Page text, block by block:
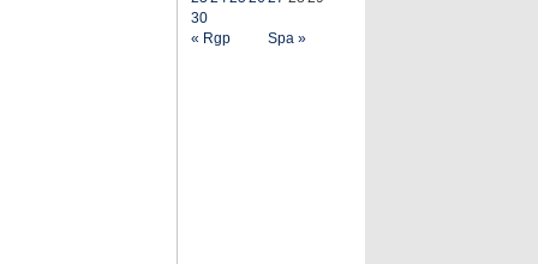
« Rgp Spa »
30